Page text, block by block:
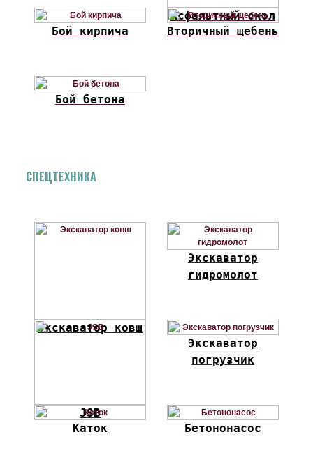
Асфальтный скол
Бой кирпича
Вторичный щебень
Бой бетона
СПЕЦТЕХНИКА
Экскаватор ковш
Экскаватор
гидромолот
JSB
Экскаватор
погрузчик
Каток Бетононасос